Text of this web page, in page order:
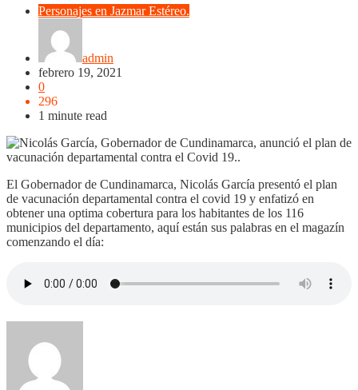
Personajes en Jazmar Estéreo.
admin
febrero 19, 2021
0
296
1 minute read
El Gobernador de Cundinamarca, Nicolás García presentó el plan
de vacunación departamental contra el covid 19 y enfatizó en
obtener una optima cobertura para los habitantes de los 116
municipios del departamento, aquí están sus palabras en el magazín
comenzando el día: